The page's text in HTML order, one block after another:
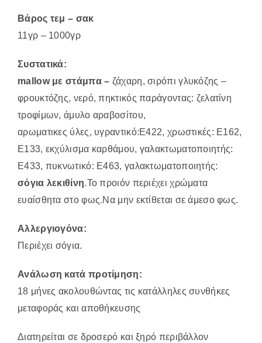
Βάρος τεμ – σακ
11γρ – 1000γρ
Συστατικά:
mallow με στάμπα – ζάχαρη, σιρόπι γλυκόζης –
φρουκτόζης, νερό, πηκτικός παράγοντας: ζελατίνη
τροφίμων, άμυλο αραβοσίτου,
αρωματικες ύλες, υγραντικό:E422, χρωστικές: E162,
E133, εκχύλισμα καρθάμου, γαλακτωματοποιητής:
E433, πυκνωτικό: Ε463, γαλακτωματοποιητής:
σόγια λεκιθίνη.Το προιόν περιέχει χρώματα
ευαίσθητα στο φως.Να μην εκτίθεται σε άμεσο φως.
Αλλεργιογόνα:
Περιέχει σόγια.
Ανάλωση κατά προτίμηση:
18 μήνες ακολουθώντας τις κατάλληλες συνθήκες
μεταφοράς και αποθήκευσης
Διατηρείται σε δροσερό και ξηρό περιβάλλον